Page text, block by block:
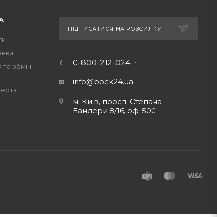
великими тиражами в усіх країнах світу.
«Полліанна виростає», «Повернення
та багато інших.
обмін
ПІДПИСАТИСЯ НА РОЗСИЛКУ
0-800-212-024
info@book24.ua
м. Київ, просп. Степана
Бандери 8/16, оф. 500